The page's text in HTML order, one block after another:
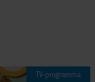
TV-programma